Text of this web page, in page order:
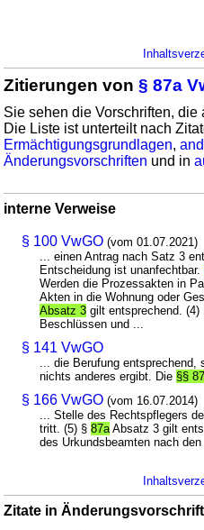
Zitierungen von§ 87a
Sie sehen die Vorschriften,
Die Liste ist unterteilt nach
Ermächtigungsgrundlagen,
Änderungsvorschriften und in
interne Verweise
§ 100 VwGO (vom 01.07.2021)
... einen Antrag nach Satz 3
Entscheidung ist unanfechtbar.
Werden die Prozessakten in
Akten in die Wohnung oder
Absatz 3 gilt entsprechend. (4)
Beschlüssen und ...
§ 141 VwGO
... die Berufung
nichts anderes ergibt. Die §§
§ 166 VwGO (vom 16.07.2014)
... Stelle des Rechtspflegers
tritt. (5) §87a Absatz 3 gilt
des Urkundsbeamten nach den
Zitate in